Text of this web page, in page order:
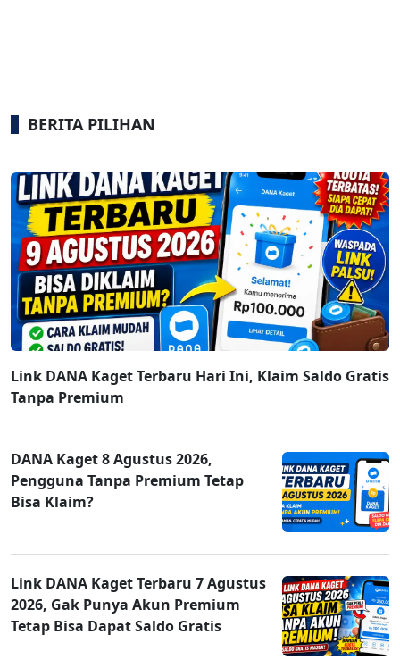
BERITA PILIHAN
Link DANA Kaget Terbaru Hari Ini, Klaim Saldo Gratis
Tanpa Premium
DANA Kaget 8 Agustus 2026,
Pengguna Tanpa Premium Tetap
Bisa Klaim?
Link DANA Kaget Terbaru 7 Agustus
2026, Gak Punya Akun Premium
Tetap Bisa Dapat Saldo Gratis